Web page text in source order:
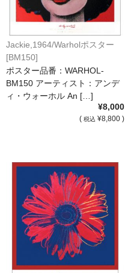
フランス製モノクロフォト額装
Classic Pooh額装
セール
お買物ガイド
FAX専用ご注文用紙
お問い合わせフォーム
メンバー
Jackie,1964/Warholポスター
[BM150]
ポスター品番：WARHOL-
BM150 アーティスト：アンデ
ィ・ウォーホル An […]
¥8,000
( 税込 ¥8,800 )